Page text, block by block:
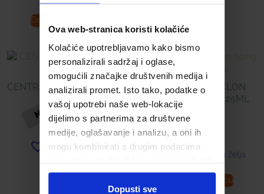
Ova web-stranica koristi kolačiće
Kolačiće upotrebljavamo kako bismo
personalizirali sadržaj i oglase,
omogućili značajke društvenih medija i
analizirali promet. Isto tako, podatke o
vašoj upotrebi naše web-lokacije
dijelimo s partnerima za društvene
medije, oglašavanje i analizu, a oni ih
mogu kombinirati s drugim podacima
ste upotrebljavali njihove usluge.
Dopusti sve
Dodaj u košaricu
CENTRAVIT TABLETE Á 50
Dodaj u listu želja
DIETPHARM CYCLON
SPREJ ZA RANE 125ML
19,90
Dodaj u listu želja
Dodaj u košaricu